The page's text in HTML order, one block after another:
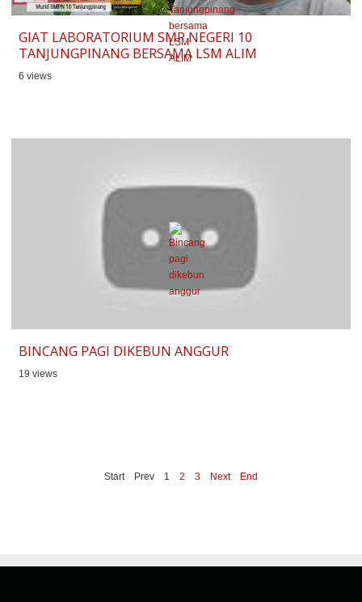
GIAT LABORATORIUM SMP NEGERI 10
TANJUNGPINANG BERSAMA LSM ALIM
6 views
BINCANG PAGI DIKEBUN ANGGUR
19 views
Start Prev 1 2 3 Next End